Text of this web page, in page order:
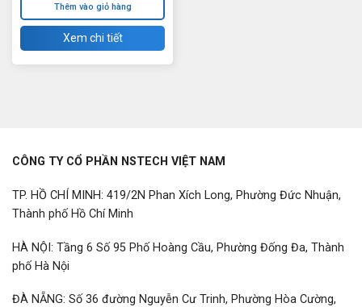
Thêm vào giỏ hàng
Xem chi tiết
CÔNG TY CỔ PHẦN NSTECH VIỆT NAM
TP. HỒ CHÍ MINH: 419/2N Phan Xích Long, Phường Đức Nhuận,
Thành phố Hồ Chí Minh
HÀ NỘI: Tầng 6 Số 95 Phố Hoàng Cầu, Phường Đống Đa, Thành
phố Hà Nội
ĐÀ NẴNG: Số 36 đường Nguyễn Cư Trinh, Phường Hòa Cường,